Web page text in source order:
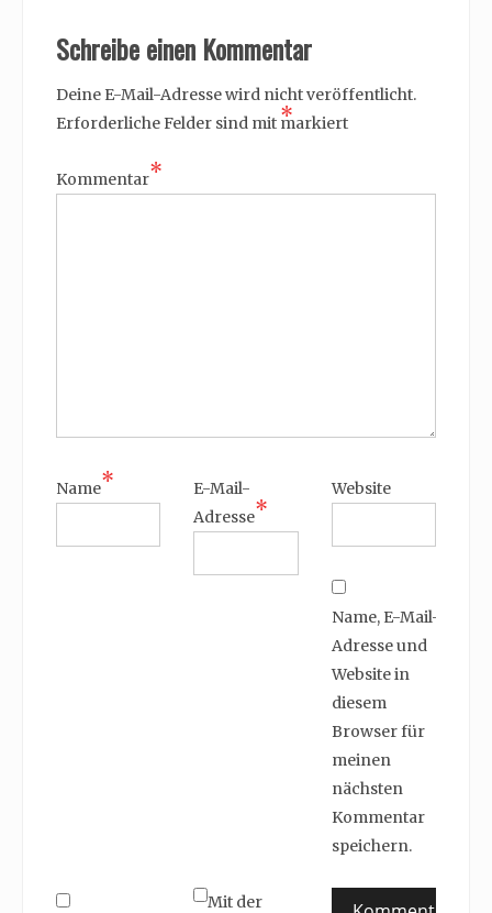
Schreibe einen Kommentar
Deine E-Mail-Adresse wird nicht veröffentlicht.
Erforderliche Felder sind mit *
markiert
Kommentar*
Name*
E-Mail-
Adresse*
Website
Name, E-Mail-
Adresse und
Website in
diesem
Browser für
meinen
nächsten
Kommentar
speichern.
Mit der